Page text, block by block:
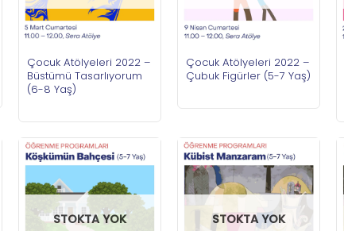
Çocuk Atölyeleri 2022 –
Büstümü Tasarlıyorum
(6-8 Yaş)
Çocuk Atölyeleri 2022 –
Çubuk Figürler (5-7 Yaş)
STOKTA YOK STOKTA YOK